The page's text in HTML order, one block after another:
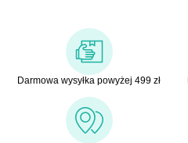
Darmowa wysyłka powyżej 499 zł